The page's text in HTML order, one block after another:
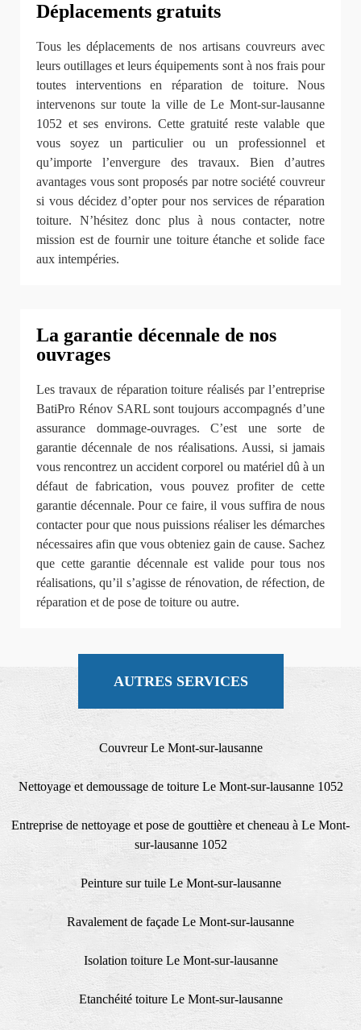
Déplacements gratuits
Tous les déplacements de nos artisans couvreurs avec
leurs outillages et leurs équipements sont à nos frais pour
toutes interventions en réparation de toiture. Nous
intervenons sur toute la ville de Le Mont-sur-lausanne
1052 et ses environs. Cette gratuité reste valable que
vous soyez un particulier ou un professionnel et
qu’importe l’envergure des travaux. Bien d’autres
avantages vous sont proposés par notre société couvreur
si vous décidez d’opter pour nos services de réparation
toiture. N’hésitez donc plus à nous contacter, notre
mission est de fournir une toiture étanche et solide face
aux intempéries.
La garantie décennale de nos
ouvrages
Les travaux de réparation toiture réalisés par l’entreprise
BatiPro Rénov SARL sont toujours accompagnés d’une
assurance dommage-ouvrages. C’est une sorte de
garantie décennale de nos réalisations. Aussi, si jamais
vous rencontrez un accident corporel ou matériel dû à un
défaut de fabrication, vous pouvez profiter de cette
garantie décennale. Pour ce faire, il vous suffira de nous
contacter pour que nous puissions réaliser les démarches
nécessaires afin que vous obteniez gain de cause. Sachez
que cette garantie décennale est valide pour tous nos
réalisations, qu’il s’agisse de rénovation, de réfection, de
réparation et de pose de toiture ou autre.
AUTRES SERVICES
Couvreur Le Mont-sur-lausanne
Nettoyage et demoussage de toiture Le Mont-sur-lausanne 1052
Entreprise de nettoyage et pose de gouttière et cheneau à Le Mont-
sur-lausanne 1052
Peinture sur tuile Le Mont-sur-lausanne
Ravalement de façade Le Mont-sur-lausanne
Isolation toiture Le Mont-sur-lausanne
Etanchéité toiture Le Mont-sur-lausanne